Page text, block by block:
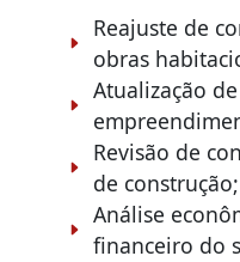
Reajuste de
obras
Atualização
Revisão de
de construção;
Análise
financeiro do